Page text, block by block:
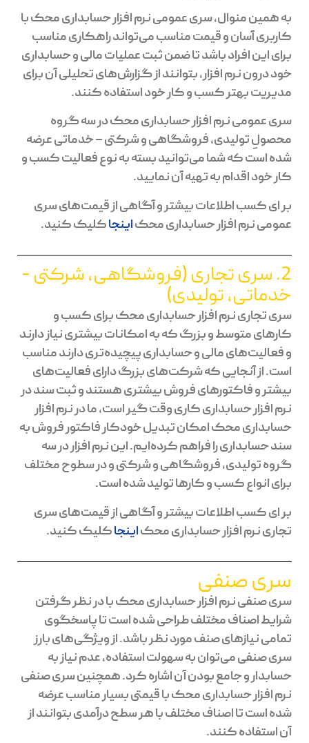
به همین منوال، سری عمومی نرم افزار حسابداری محک با
کاربری آسان و قیمت مناسب می‌تواند راهکاری مناسب
برای این افراد باشد تا ضمن ثبت عملیات مالی و حسابداری
خود درون نرم افزار، بتوانند از گزارش‌های تحلیلی آن برای
مدیریت بهتر کسب و کار خود استفاده کنند.
سری عمومی نرم افزار حسابداری محک در سه گروه
محصولِ تولیدی، فروشگاهی و شرکتی – خدماتی عرضه
شده است که شما می‌توانید بسته به نوع فعالیت کسب و
کار خود اقدام به تهیه آن نمایید.
بر ای کسب اطلاعات بیشتر و آگاهی از قیمت‌های سری
عمومی نرم افزار حسابداری محکاینجاکلیک کنید.
2. سری تجاری (فروشگاهی، شرکتی -
خدماتی، تولیدی)
سری تجاری نرم افزار حسابداری محک برای کسب و
کارهای متوسط و بزرگ که به امکانات بیشتری نیاز دارند
و فعالیت‌های مالی و حسابداری پیچیده‌تری دارند مناسب
است. از آنجایی که شرکت‌های بزرگ دارای فعالیت‌های
بیشتر و فاکتورهای فروش بیشتری هستند و ثبت سند در
نرم افزار حسابداری کاری وقت گیر است، ما در نرم افزار
حسابداری محک امکان تبدیل خودکار فاکتور فروش به
سند حسابداری را فراهم کرده‌ایم. این نرم افزار در سه
گروه تولیدی، فروشگاهی و شرکتی و در سطوح مختلف
برای انواع کسب و کارها تولید شده است.
بر ای کسب اطلاعات بیشتر و آگاهی از قیمت‌های سری
تجاری نرم افزار حسابداری محکاینجاکلیک کنید.
سری صنفی
سری صنفی نرم افزار حسابداری محک با در نظر گرفتن
شرایط اصناف مختلف طراحی شده است تا پاسخگوی
تمامی نیازهای صنف مورد نظر باشد. از ویژگی‌های بارز
سری صنفی می‌توان به سهولت استفاده، عدم نیاز به
حسابدار و جامع بودن آن اشاره کرد. همچنین سری صنفی
نرم افزار حسابداری محک با قیمتی بسیار مناسب عرضه
شده است تا اصناف مختلف با هر سطح درآمدی بتوانند از
آن استفاده کنند.